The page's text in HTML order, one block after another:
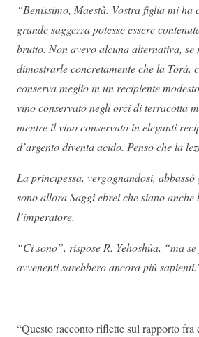
“Benissimo, Maestà. Vostra figlia mi ha
grande saggezza potesse essere
brutto. Non avevo alcuna alternativa, se
dimostrarle concretamente che la Torà,
conserva meglio in un recipiente
vino conservato negli orci di terracotta
mentre il vino conservato in eleganti
d’argento diventa acido. Penso che la
La principessa, vergognandosi,
sono allora Saggi ebrei che siano anche
l’imperatore.
“Ci sono”, rispose R. Yehoshùa, “ma
avvenenti sarebbero ancora più
“Questo racconto riflette sul rapporto fra